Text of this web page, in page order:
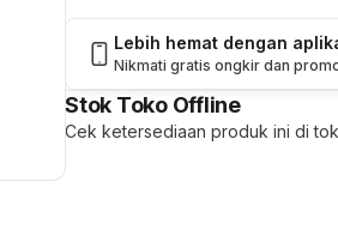
Lebih hemat dengan
Nikmati gratis ongkir dan
Stok Toko Offline
Cek ketersediaan produk ini di